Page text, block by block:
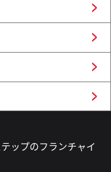
ップのフランチャイ